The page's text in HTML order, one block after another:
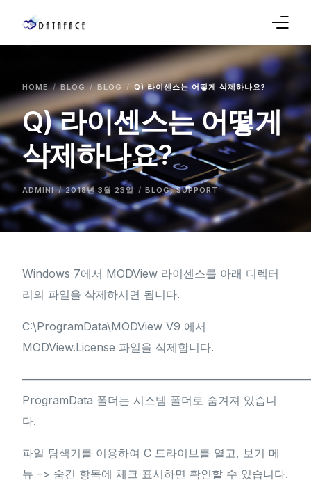
HOME BLOG BLOG Q) 라이센스는 어떻게 삭제하나요?
Q) 라이센스는 어떻게
삭제하나요?
ADMINI 2018년 3월 23일 BLOG,SUPPORT
Windows 7에서 MODView 라이센스를 아래 디렉터
리의 파일을 삭제하시면 됩니다.
C:\ProgramData\MODView V9 에서
MODView.License 파일을 삭제합니다.
ProgramData 폴더는 시스템 폴더로 숨겨져 있습니
다.
파일 탐색기를 이용하여 C 드라이브를 열고, 보기 메
뉴 –> 숨긴 항목에 체크 표시하면 확인할 수 있습니다.
Products
Sales
Service
Support